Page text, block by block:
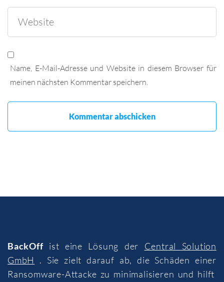
Name, E-Mail-Adresse und Website in diesem Browser für
meinen nächsten Kommentar speichern.
BackOffist eine Lösung der Central Solution
GmbH
. Sie zielt darauf ab, die Schäden einer
Ransomware-Attacke zu minimalisieren und hilft